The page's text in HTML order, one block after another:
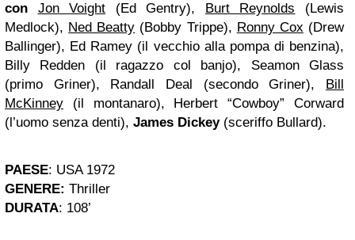
con Jon Voight (Ed Gentry), Burt Reynolds (Lewis
Medlock), Ned Beatty (Bobby Trippe), Ronny Cox (Drew
Ballinger), Ed Ramey (il vecchio alla pompa di benzina),
Billy Redden (il ragazzo col banjo), Seamon Glass
(primo Griner), Randall Deal (secondo Griner), Bill
McKinney (il montanaro), Herbert “Cowboy” Corward
(l’uomo senza denti), James Dickey(sceriffo Bullard).
PAESE: USA 1972
GENERE: Thriller
DURATA: 108’